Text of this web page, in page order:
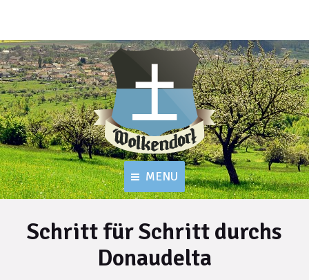
MENU
Schritt für Schritt durchs
Donaudelta